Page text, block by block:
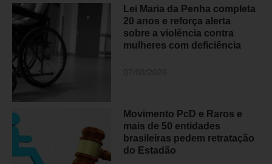
Lei Maria da Penha completa
20 anos e reforça alerta
sobre a violência contra
mulheres com deficiência
Movimento PcD e Raros e
mais de 50 entidades
brasileiras pedem retratação
do Estadão